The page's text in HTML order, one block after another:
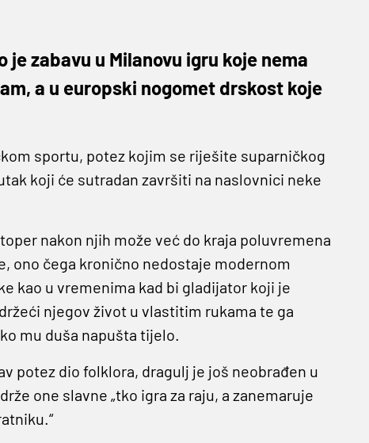
zabavu u Milanovu igru koje nema
a u europski nogomet drskost koje
sportu, potez kojim se riješite suparničkog
koji će sutradan završiti na naslovnici neke
nakon njih može već do kraja poluvremena
ono čega kronično nedostaje modernom
kao u vremenima kad bi gladijator koji je
njegov život u vlastitim rukama te ga
mu duša napušta tijelo.
potez dio folklora, dragulj je još neobrađen u
one slavne „tko igra za raju, a zanemaruje